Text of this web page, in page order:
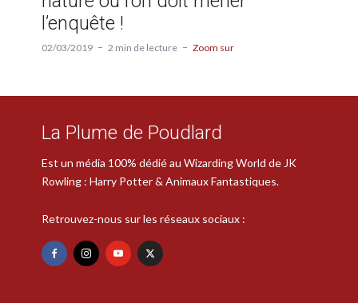
l’enquête !
02/03/2019 2 min de lecture Zoom sur
La Plume de Poudlard
Est un média 100% dédié au Wizarding World de JK
Rowling : Harry Potter & Animaux Fantastiques.
Retrouvez-nous sur les réseaux sociaux :